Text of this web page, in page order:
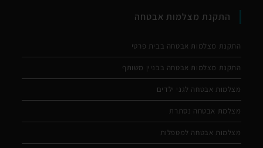
התקנת מצלמות אבטחה
התקנת מצלמות אבטחה בבית פרטי
התקנת מצלמות אבטחה בבניין משותף
מצלמות אבטחה לגני ילדים
מצלמת אבטחה נסתרת
מצלמות אבטחה למטפלות